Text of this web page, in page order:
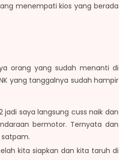
menempati kios yang berada
orang yang sudah menanti di
yang tanggalnya sudah hampir
saya langsung cuss naik dan
bermotor. Ternyata dan
kita siapkan dan kita taruh di